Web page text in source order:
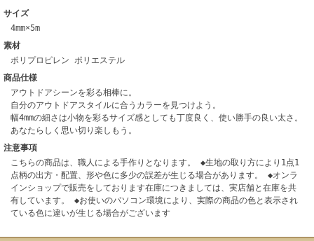
サイズ
4mm×5m
素材
ポリプロピレン ポリエステル
商品仕様
アウトドアシーンを彩る相棒に。
自分のアウトドアスタイルに合うカラーを見つけよう。
幅4mmの細さは小物を彩るサイズ感としても丁度良く、使い勝手の良い太さ。
あなたらしく思い切り楽しもう。
注意事項
こちらの商品は、職人による手作りとなります。 ◆生地の取り方により1点1
点柄の出方・配置、形や色に多少の誤差が生じる場合があります。 ◆オンラ
インショップで販売をしております在庫につきましては、実店舗と在庫を共
有しています。 ◆お使いのパソコン環境により、実際の商品の色と表示され
ている色に違いが生じる場合がございます